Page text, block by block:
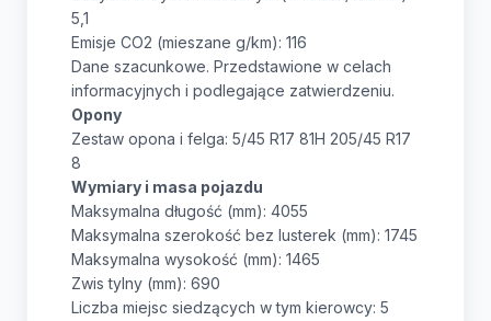
5,1
Emisje CO2 (mieszane g/km): 116
Dane szacunkowe. Przedstawione w celach
informacyjnych i podlegające zatwierdzeniu.
Opony
Zestaw opona i felga: 5/45 R17 81H 205/45 R17
8
Wymiary i masa pojazdu
Maksymalna długość (mm): 4055
Maksymalna szerokość bez lusterek (mm): 1745
Maksymalna wysokość (mm): 1465
Zwis tylny (mm): 690
Liczba miejsc siedzących w tym kierowcy: 5